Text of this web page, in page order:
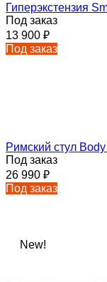
Гиперэкстензия
Под заказ
13 900 ₽
Под заказ
Римский стул
Под заказ
26 990 ₽
Под заказ
New!